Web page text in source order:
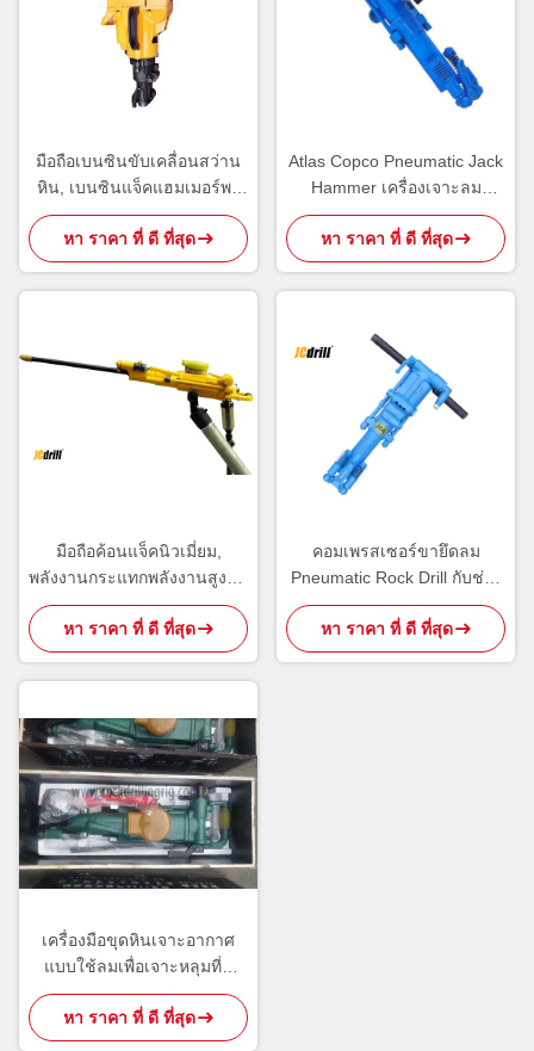
มือถือเบนซินขับเคลื่อนสว่าน
หิน, เบนซินแจ็คแฮมเมอร์พก
พาง่าย
หา ราคา ที่ ดี ที่สุด
Atlas Copco Pneumatic Jack
Hammer เครื่องเจาะลม
สำหรับเจาะหลุมเจาะเหมือง
หิน YT26
หา ราคา ที่ ดี ที่สุด
มือถือค้อนแจ็คนิวเมี่ยม,
พลังงานกระแทกพลังงานสูงขา
เจาะหิน YT29A
หา ราคา ที่ ดี ที่สุด
คอมเพรสเซอร์ขายึดลม
Pneumatic Rock Drill กับช่วง
มุม 0 - 360 ° Hole YT24
หา ราคา ที่ ดี ที่สุด
เครื่องมือขุดหินเจาะอากาศ
แบบใช้ลมเพื่อเจาะหลุมที่มี
ประสิทธิภาพสูง
หา ราคา ที่ ดี ที่สุด